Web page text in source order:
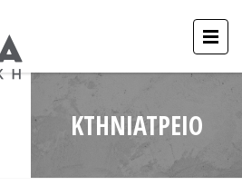
ΚΤΗΝΙΑΤΡΕΊΟ